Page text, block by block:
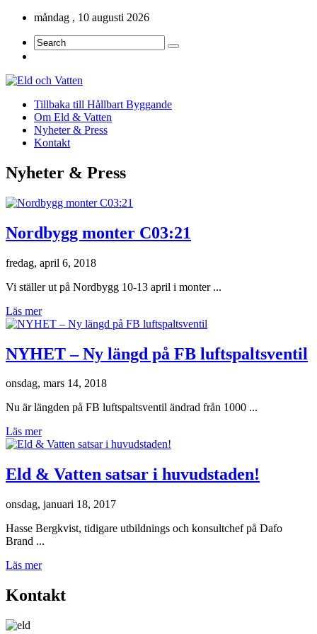
måndag , 10 augusti 2026
Tillbaka till Hållbart Byggande
Om Eld & Vatten
Nyheter & Press
Kontakt
Nyheter & Press
Nordbygg monter C03:21
fredag, april 6, 2018
Vi ställer ut på Nordbygg 10-13 april i monter ...
Läs mer
NYHET – Ny längd på FB luftspaltsventil
onsdag, mars 14, 2018
Nu är längden på FB luftspaltsventil ändrad från 1000 ...
Läs mer
Eld & Vatten satsar i huvudstaden!
onsdag, januari 18, 2017
Hasse Bergkvist, tidigare utbildnings och konsultchef på Dafo
Brand ...
Läs mer
Kontakt